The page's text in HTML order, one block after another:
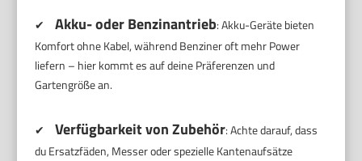
✔ Akku- oder Benzinantrieb: Akku-Geräte bieten
Komfort ohne Kabel, während Benziner oft mehr Power
liefern – hier kommt es auf deine Präferenzen und
Gartengröße an.
✔ Verfügbarkeit von Zubehör: Achte darauf, dass
du Ersatzfäden, Messer oder spezielle Kantenaufsätze